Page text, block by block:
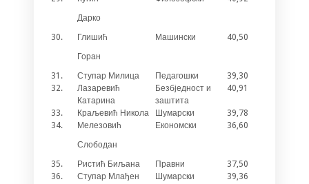
Дарко
30.
Глишић
Горан
Машински 40,50
31. Ступар Милица Педагошки 39,30
32.
Лазаревић
Катарина
Безбједност и
заштита
40,91
33. Краљевић Никола Шумарски 39,78
34.
Мелезовић
Слободан
Економски 36,60
35. Ристић Биљана Правни 37,50
36.
Ступар Млађен Шумарски 39,36